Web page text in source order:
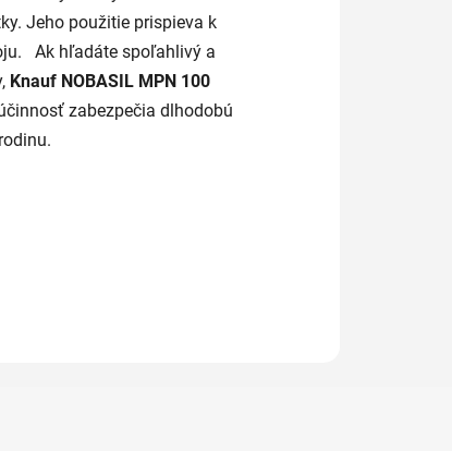
Jeho použitie prispieva k
Ak hľadáte spoľahlivý a
Knauf NOBASIL MPN 100
zabezpečia dlhodobú